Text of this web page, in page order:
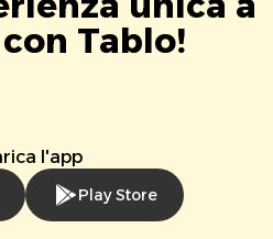
Tablo!
l'app
Play Store